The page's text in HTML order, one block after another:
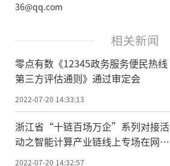
36@qq.com
相关新闻
零点有数《12345政务服务便民热线
第三方评估通则》通过审定会
2022-07-20 14:33:13
浙江省“十链百场万企”系列对接活
动之智能计算产业链线上专场在网易
瑶台顺利举办
2022-07-20 14:32:57